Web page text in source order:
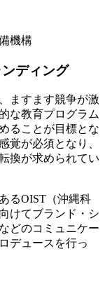
機構
ディング
ますます競争が激
な教育プログラム
ることが目標とな
覚が必須となり、
換が求められてい
るOIST（沖縄科
けてブランド・シ
どのコミュニケー
デュースを行っ